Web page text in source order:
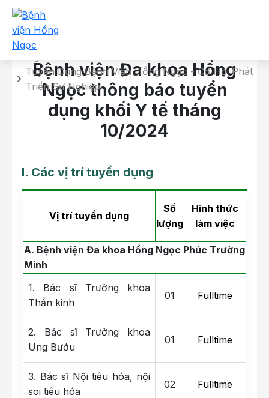
Chi tiết tuyển dụng
Tuyển Dụng Bệnh Viện Hồng Ngọc - Cơ Hội Phát
Triển Sự Nghiệp
Bệnh viện Đa khoa Hồng
Ngọc thông báo tuyển
dụng khối Y tế tháng
10/2024
I. Các vị trí tuyển dụng
Vị trí tuyển dụng
Số
lượng
Hình thức
làm việc
A. Bệnh viện Đa khoa Hồng Ngọc Phúc Trường
Minh
1. Bác sĩ Trưởng khoa
Thần kinh
01 Fulltime
2. Bác sĩ Trưởng khoa
Ung Bướu
01 Fulltime
3. Bác sĩ Nội tiêu hóa, nội
soi tiêu hóa
02 Fulltime